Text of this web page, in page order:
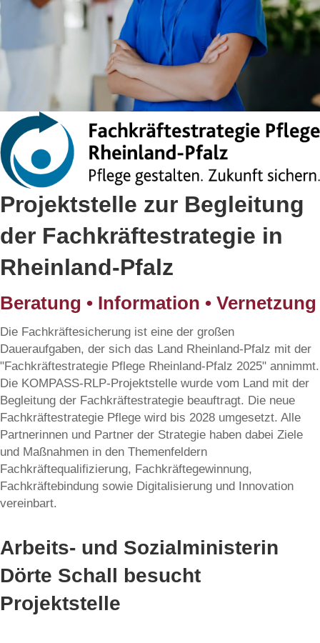
Projektstelle zur Begleitung
der Fachkräftestrategie in
Rheinland-Pfalz
Beratung • Information • Vernetzung
Die Fachkräftesicherung ist eine der großen
Daueraufgaben, der sich das Land Rheinland-Pfalz mit der
"Fachkräftestrategie Pflege Rheinland-Pfalz 2025" annimmt.
Die KOMPASS-RLP-Projektstelle wurde vom Land mit der
Begleitung der Fachkräftestrategie beauftragt. Die neue
Fachkräftestrategie Pflege wird bis 2028 umgesetzt. Alle
Partnerinnen und Partner der Strategie haben dabei Ziele
und Maßnahmen in den Themenfeldern
Fachkräftequalifizierung, Fachkräftegewinnung,
Fachkräftebindung sowie Digitalisierung und Innovation
vereinbart.
Arbeits- und Sozialministerin
Dörte Schall besucht
Projektstelle